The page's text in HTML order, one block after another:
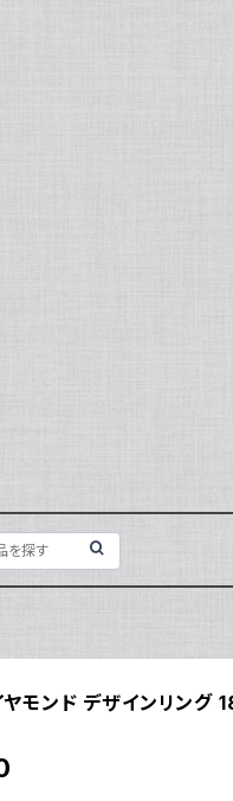
モンド デザインリング